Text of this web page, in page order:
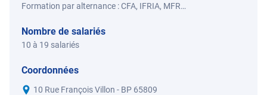
Formation par alternance : CFA, IFRIA, MFR…
Nombre de salariés
10 à 19 salariés
Coordonnées
10 Rue François Villon - BP 65809